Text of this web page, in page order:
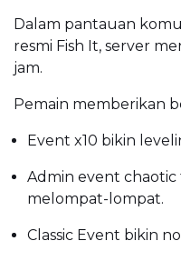
Dalam pantauan
resmi Fish It, server
jam.
Pemain memberikan
Event x10 bikin
Admin event chaotic
melompat-lompat.
Classic Event bikin